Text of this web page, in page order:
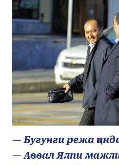
— Бугунги режа
— Аввал Ялпи